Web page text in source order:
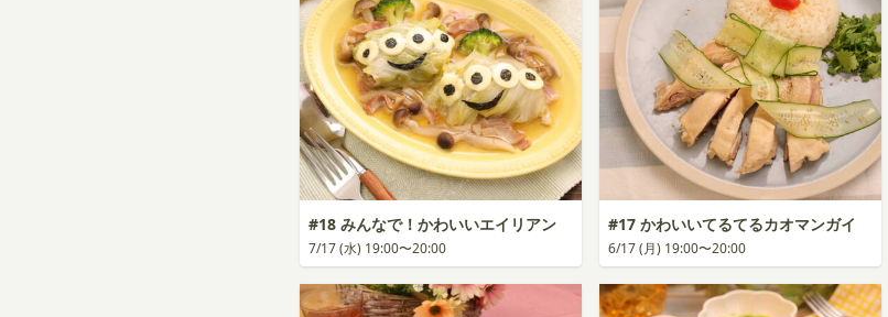
#18 みんなで！かわいいエイリアン
7/17 (水) 19:00〜20:00
#17 かわいいてるてるカオマンガイ
6/17 (月) 19:00〜20:00